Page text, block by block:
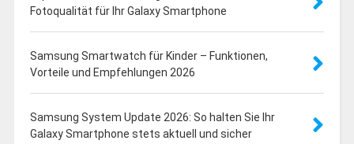
Fotoqualität für Ihr Galaxy Smartphone
Samsung Smartwatch für Kinder – Funktionen,
Vorteile und Empfehlungen 2026
Samsung System Update 2026: So halten Sie Ihr
Galaxy Smartphone stets aktuell und sicher